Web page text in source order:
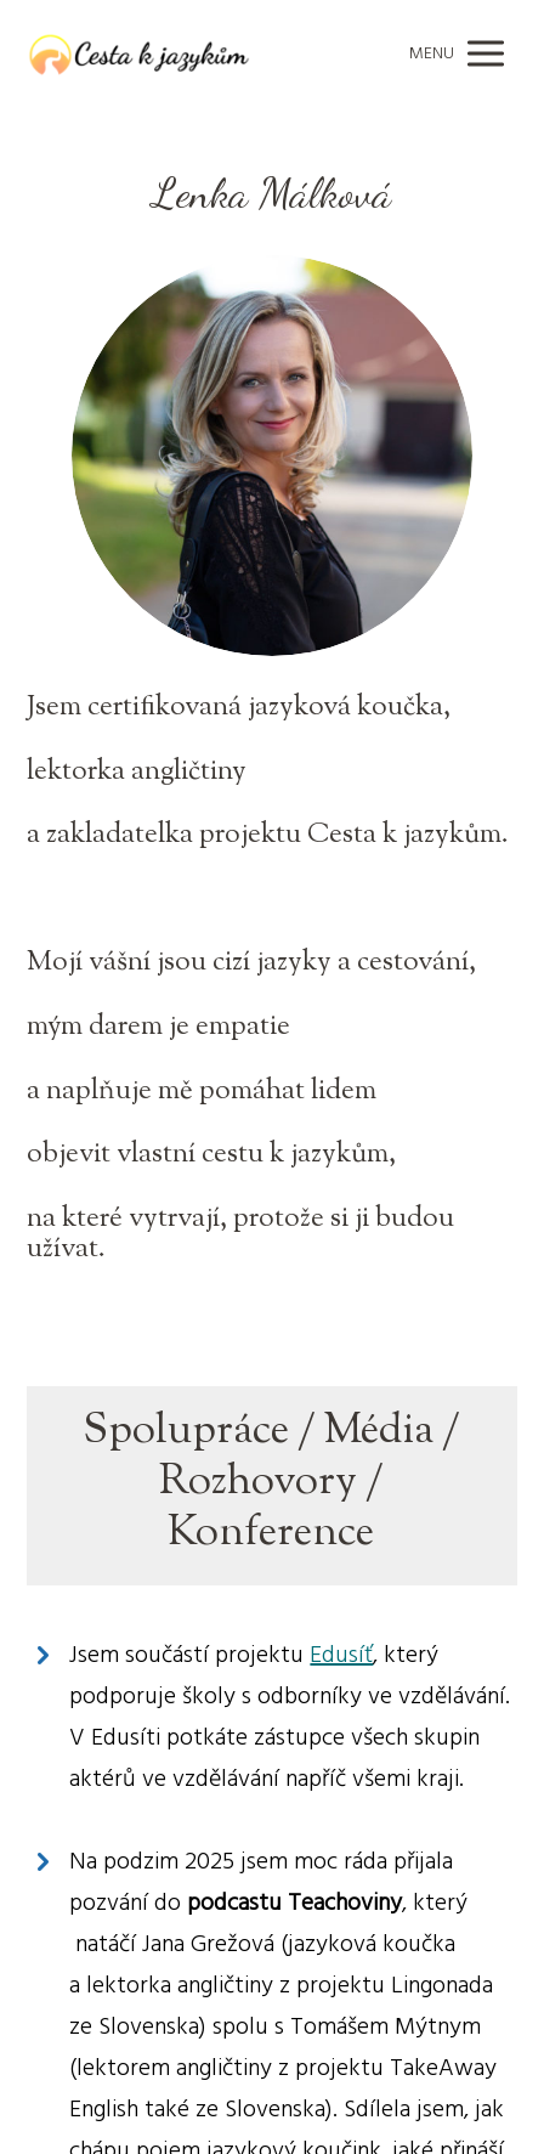
MENU
Lenka Málková
Jsem certifikovaná jazyková koučka,
lektorka angličtiny
a zakladatelka projektu Cesta k jazykům.
Mojí vášní jsou cizí jazyky a cestování,
mým darem je empatie
a naplňuje mě pomáhat lidem
objevit vlastní cestu k jazykům,
na které vytrvají, protože si ji budou
užívat.
Spolupráce / Média /
Rozhovory /
Konference
Jsem součástí projektuEdusíť, který
podporuje školy s odborníky ve vzdělávání.
V Edusíti potkáte zástupce všech skupin
aktérů ve vzdělávání napříč všemi kraji.
Na podzim 2025 jsem moc ráda přijala
pozvání do podcastu Teachoviny, který
natáčí Jana Grežová (jazyková koučka
a lektorka angličtiny z projektu Lingonada
ze Slovenska) spolu s Tomášem Mýtnym
(lektorem angličtiny z projektu TakeAway
English také ze Slovenska). Sdílela jsem, jak